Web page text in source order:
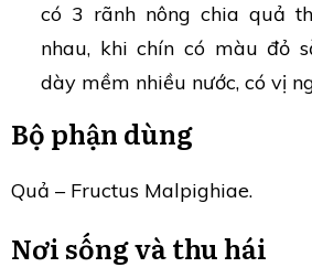
có 3 rãnh nông chia quả
nhau, khi chín có màu đỏ
dày mềm nhiều nước, có vị
Bộ phận dùng
Quả – Fructus Malpighiae.
Nơi sống và thu hái